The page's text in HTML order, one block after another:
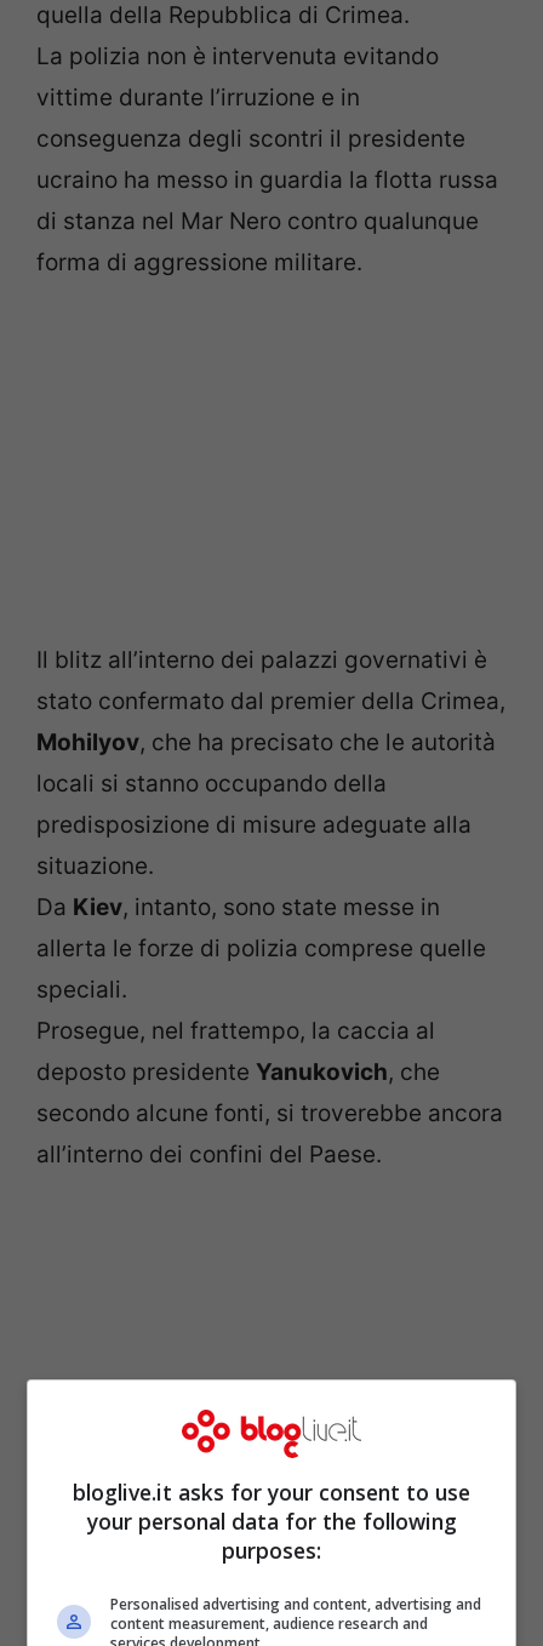
quella della Repubblica di Crimea.
La polizia non è intervenuta evitando
vittime durante l’irruzione e in
conseguenza degli scontri il presidente
ucraino ha messo in guardia la flotta russa
di stanza nel Mar Nero contro qualunque
forma di aggressione militare.
Il blitz all’interno dei palazzi governativi è
stato confermato dal premier della Crimea,
Mohilyov, che ha precisato che le autorità
locali si stanno occupando della
predisposizione di misure adeguate alla
situazione.
Da Kiev, intanto, sono state messe in
allerta le forze di polizia comprese quelle
speciali.
Prosegue, nel frattempo, la caccia al
deposto presidente Yanukovich, che
secondo alcune fonti, si troverebbe ancora
all’interno dei confini del Paese.
Ad alimentare la tensione anche una serie
di esercitazioni ordinate dal presidente
Putin
che, secondo i suoi portavoce, sono
bloglive.it asks for your consent to use
your personal data for the following
purposes:
Personalised advertising and content, advertising and
content measurement, audience research and